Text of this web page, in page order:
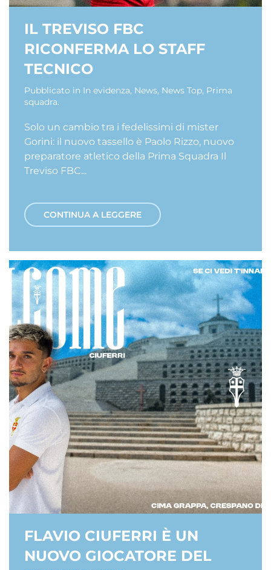
IL TREVISO FBC
RICONFERMA LO STAFF
TECNICO
Pubblicato in In evidenza, News, News Top, Prima
squadra.
Solo un cambio tra i fedelissimi di mister
Gorini: il nuovo tassello è Paolo Rizzo, nuovo
preparatore atletico della Prima Squadra Il
Treviso FBC...
CONTINUA A LEGGERE
FLAVIO CIUFERRI È UN
NUOVO GIOCATORE DEL